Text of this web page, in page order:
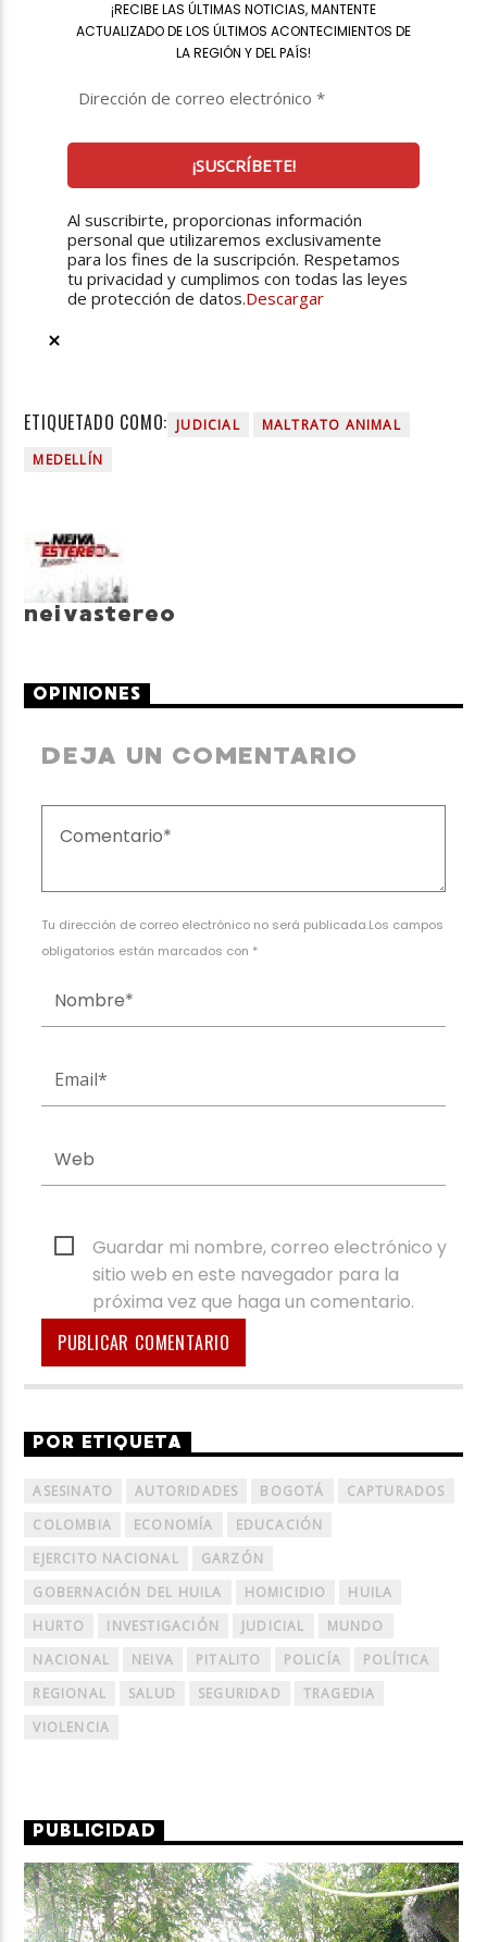
¡RECIBE LAS ÚLTIMAS NOTICIAS, MANTENTE
ACTUALIZADO DE LOS ÚLTIMOS ACONTECIMIENTOS DE
LA REGIÓN Y DEL PAÍS!
Al suscribirte, proporcionas información
personal que utilizaremos exclusivamente
para los fines de la suscripción. Respetamos
tu privacidad y cumplimos con todas las leyes
de protección de datos.Descargar
ETIQUETADO COMO: JUDICIAL
MALTRATO ANIMAL
MEDELLÍN
neivastereo
OPINIONES
DEJA UN COMENTARIO
Tu dirección de correo electrónico no será publicada.Los campos
obligatorios están marcados con *
Guardar mi nombre, correo electrónico y
sitio web en este navegador para la
próxima vez que haga un comentario.
POR ETIQUETA
ASESINATO AUTORIDADES BOGOTÁ
CAPTURADOS
COLOMBIA
ECONOMÍA
EDUCACIÓN
EJERCITO NACIONAL
GARZÓN
GOBERNACIÓN DEL HUILA
HOMICIDIO
HUILA
HURTO
INVESTIGACIÓN JUDICIAL
MUNDO
NACIONAL
NEIVA PITALITO POLICÍA
POLÍTICA
REGIONAL
SALUD SEGURIDAD
TRAGEDIA
VIOLENCIA
PUBLICIDAD